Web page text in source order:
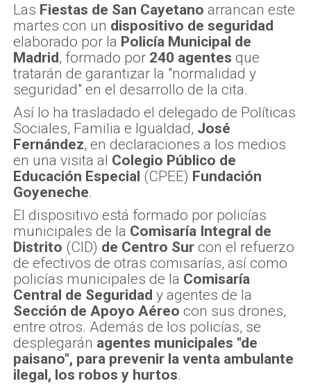
Las Fiestas de San Cayetano arrancan este
martes con un dispositivo de seguridad
elaborado por la Policía Municipal de
Madrid, formado por 240 agentes que
tratarán de garantizar la "normalidad y
seguridad" en el desarrollo de la cita.
Así lo ha trasladado el delegado de Políticas
Sociales, Familia e Igualdad, José
Fernández, en declaraciones a los medios
en una visita al Colegio Público de
Educación Especial (CPEE) Fundación
Goyeneche.
El dispositivo está formado por policías
municipales de la Comisaría Integral de
Distrito (CID) de Centro Sur con el refuerzo
de efectivos de otras comisarías, así como
policías municipales de la Comisaría
Central de Seguridad y agentes de la
Sección de Apoyo Aéreo con sus drones,
entre otros. Además de los policías, se
desplegarán agentes municipales "de
paisano", para prevenir la venta ambulante
ilegal, los robos y hurtos.